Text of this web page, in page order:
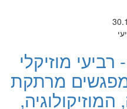
מוזיקלי
מרתקת